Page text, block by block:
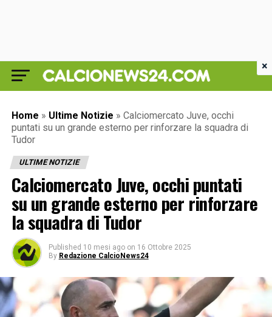
Home » Ultime Notizie » Calciomercato Juve, occhi
puntati su un grande esterno per rinforzare la squadra di
Tudor
ULTIME NOTIZIE
Calciomercato Juve, occhi puntati
su un grande esterno per rinforzare
la squadra di Tudor
Published 10 mesi ago on 16 Ottobre 2025
By Redazione CalcioNews24
×